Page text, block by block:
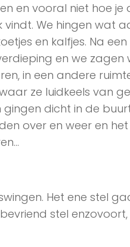
en vooral niet hoe je
vindt. We hingen wat
en kalfjes. Na een
en we zagen
in een andere
ze luidkeels van
dicht in de
over en weer en
Het ene stel
stel